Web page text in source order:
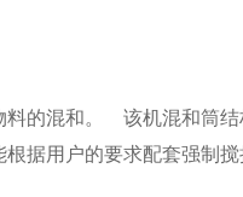
的混和。 该机混和筒
据用户的要求配套强制